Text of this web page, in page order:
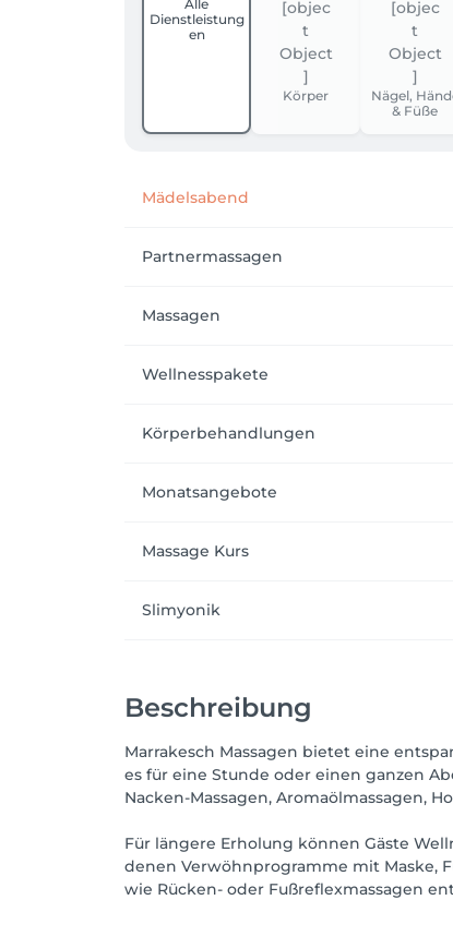
Alle
Dienstleistung
en
Körper
Nägel,
& Füße
Mädelsabend
Partnermassagen
Massagen
Wellnesspakete
Körperbehandlungen
Monatsangebote
Massage Kurs
Slimyonik
Beschreibung
Marrakesch Massagen bietet eine
es für eine Stunde oder einen ganzen
Nacken-Massagen, Aromaölmassagen,
Für längere Erholung können Gäste
denen Verwöhnprogramme mit Maske,
wie Rücken- oder Fußreflexmassagen